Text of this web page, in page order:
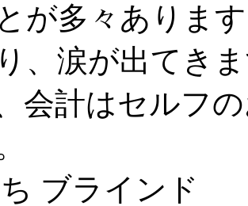
が多々ありま
、涙が出てき
会計はセルフ
ブラインド